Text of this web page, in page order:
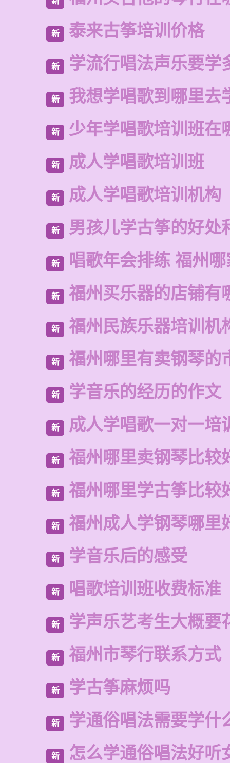
新 泰来古筝培训价格
新 学流行唱法声乐要学
新 我想学唱歌到哪里去
新 少年学唱歌培训班在
新 成人学唱歌培训班
新 成人学唱歌培训机构
新 男孩儿学古筝的好处
新 唱歌年会排练 福州
新 福州买乐器的店铺有
新 福州民族乐器培训机
新 福州哪里有卖钢琴的
新 学音乐的经历的作文
新 成人学唱歌一对一培
新 福州哪里卖钢琴比较
新 福州哪里学古筝比较
新 福州成人学钢琴哪里
新 学音乐后的感受
新 唱歌培训班收费标准
新 学声乐艺考生大概要
新 福州市琴行联系方式
新 学古筝麻烦吗
新 学通俗唱法需要学什
新 怎么学通俗唱法好听